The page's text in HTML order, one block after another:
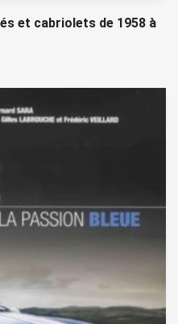
et cabriolets de 1958 à